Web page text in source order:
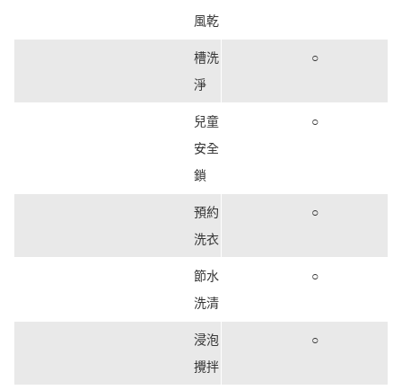
風乾
槽洗
淨
○
兒童
安全
鎖
○
預約
洗衣
○
節水
洗清
○
浸泡
攪拌
○